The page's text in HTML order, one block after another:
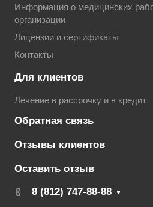
Информация о медицинских
организации
Лицензии и сертификаты
Контакты
Для клиентов
Лечение в рассрочку и в кредит
Обратная связь
Отзывы клиентов
Оставить отзыв
8 (812) 747-88-88